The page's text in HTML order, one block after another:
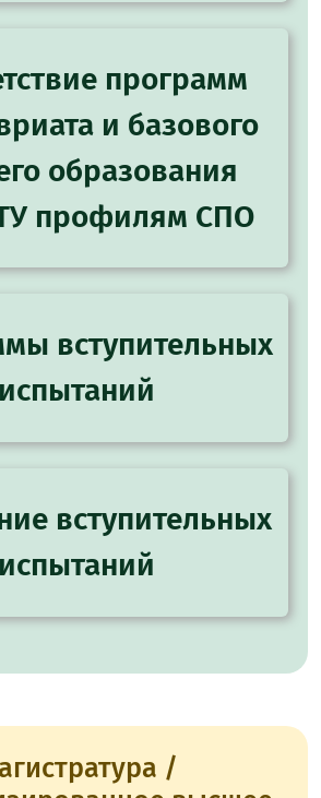
программ
и базового
образования
профилям СПО
вступительных
испытаний
вступительных
испытаний
/